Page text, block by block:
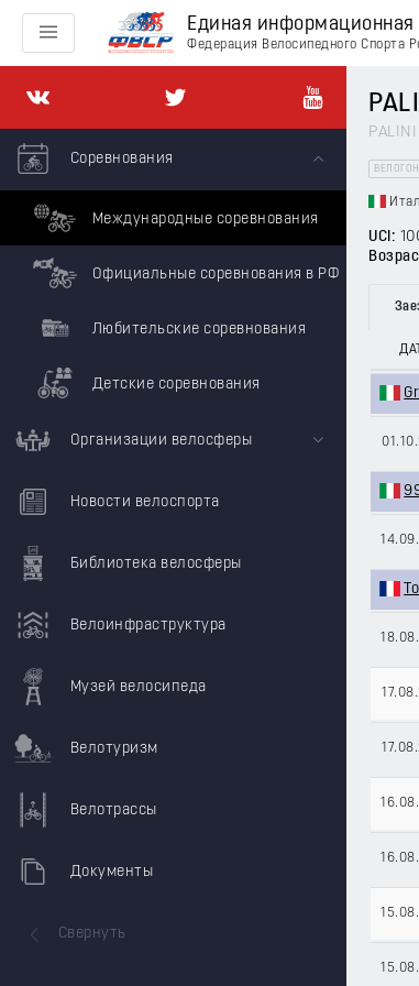
Единая
Федерация Велосипедного Спорта
Соревнования
Международные соревнования
Официальные соревнования в РФ
Любительские соревнования
Детские соревнования
Организации велосферы
Новости велоспорта
Библиотека велосферы
Велоинфраструктура
Музей велосипеда
Велотуризм
Велотрассы
Документы
Свернуть
UCI: